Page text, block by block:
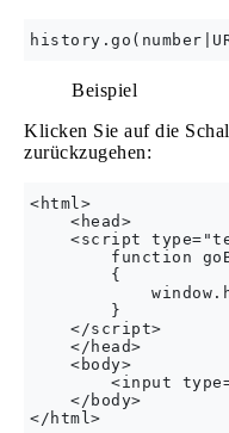
Beispiel
Klicken Sie auf die
zurückzugehen:
<html>
    <head>
<script
function
        {
        }
    </script>
    </head>
    <body>
<input
    </body>